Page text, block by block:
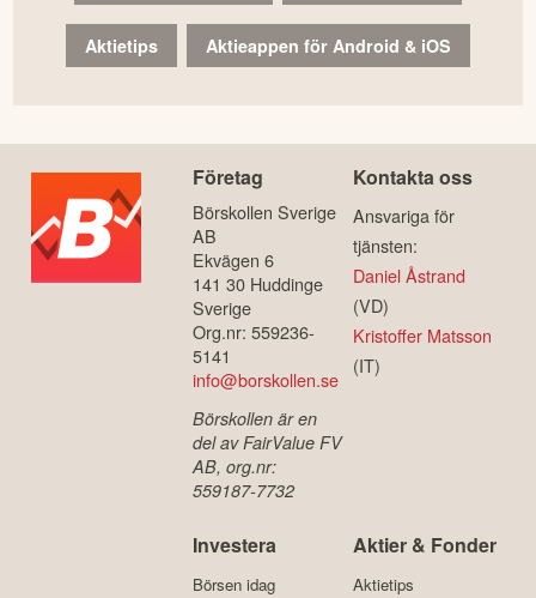
Aktietips Aktieappen för Android & iOS
Företag
Börskollen Sverige
AB
Ekvägen 6
141 30 Huddinge
Sverige
Org.nr: 559236-
5141
info@borskollen.se
Börskollen är en
del av FairValue FV
AB, org.nr:
559187-7732
Kontakta oss
Ansvariga för
tjänsten:
Daniel Åstrand
(VD)
Kristoffer Matsson
(IT)
Investera
Börsen idag
Aktier & Fonder
Aktietips